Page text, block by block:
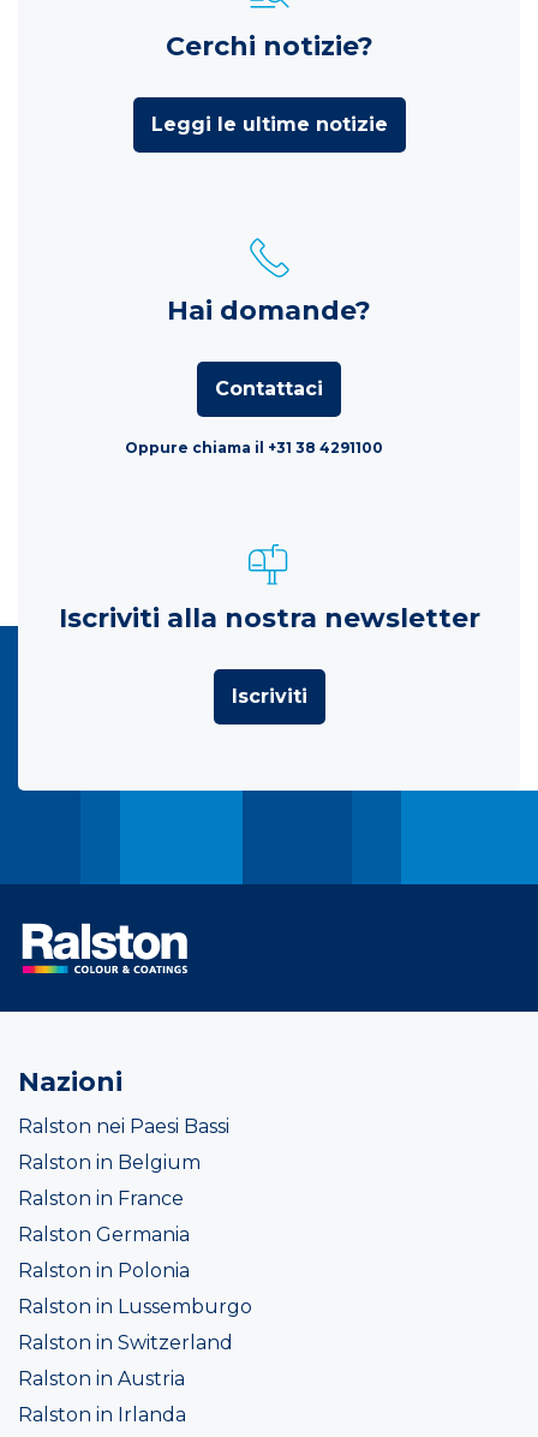
Cerchi notizie?
Leggi le ultime notizie
Hai domande?
Contattaci
Oppure chiama il +31 38 4291100
Iscriviti alla nostra newsletter
Iscriviti
Nazioni
Ralston nei Paesi Bassi
Ralston in Belgium
Ralston in France
Ralston Germania
Ralston in Polonia
Ralston in Lussemburgo
Ralston in Switzerland
Ralston in Austria
Ralston in Irlanda